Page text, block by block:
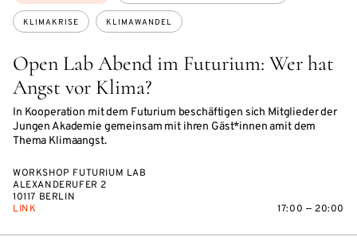
Open Lab Abend im Futurium: Wer hat
Angst vor Klima?
In Kooperation mit dem Futurium beschäftigen sich Mitglieder der
Jungen Akademie gemeinsam mit ihren Gäst*innen amit dem
Thema Klimaangst.
KLIMAKRISE KLIMAWANDEL
WORKSHOP FUTURIUM LAB
ALEXANDERUFER 2
10117 BERLIN
LINK
17:00 — 20:00